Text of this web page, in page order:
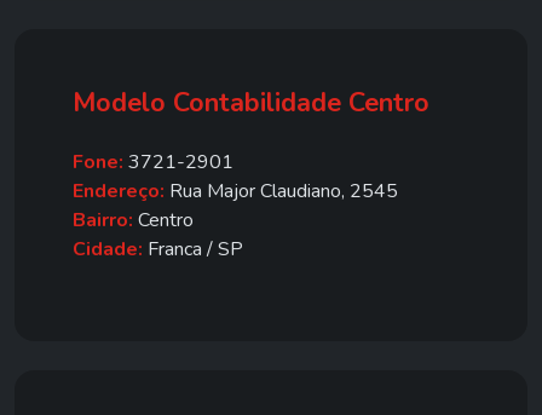
Modelo Contabilidade Centro
Fone: 3721-2901
Endereço: Rua Major Claudiano, 2545
Bairro: Centro
Cidade: Franca / SP